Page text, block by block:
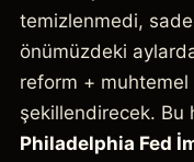
temizlenmedi,
önümüzdeki
reform + muhtemel
şekillendirecek. Bu
Philadelphia Fed